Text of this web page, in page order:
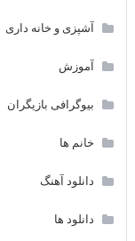
آشپزی و خانه داری
آموزش
بیوگرافی بازیگران
خانم ها
دانلود آهنگ
دانلود ها